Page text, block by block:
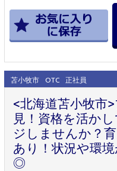
苫小牧市 OTC 正社員
<北海道苫小牧市
見！資格を活か
ジしませんか？
あり！状況や環
◎